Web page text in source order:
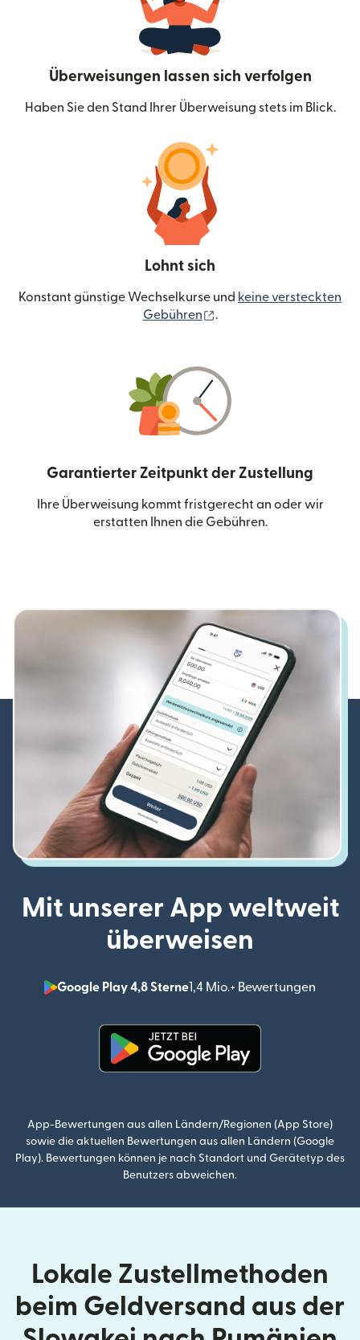
Überweisungen lassen sich verfolgen
Haben Sie den Stand Ihrer Überweisung stets im Blick.
Lohnt sich
Konstant günstige Wechselkurse und keine versteckten
Gebühren
.
Garantierter Zeitpunkt der Zustellung
Ihre Überweisung kommt fristgerecht an oder wir
erstatten Ihnen die Gebühren.
Mit unserer App weltweit
überweisen
Google Play 4,8 Sterne1,4 Mio.+ Bewertungen
App-Bewertungen aus allen Ländern/Regionen (App Store)
sowie die aktuellen Bewertungen aus allen Ländern (Google
Play). Bewertungen können je nach Standort und Gerätetyp des
Benutzers abweichen.
Lokale Zustellmethoden
beim Geldversand aus der